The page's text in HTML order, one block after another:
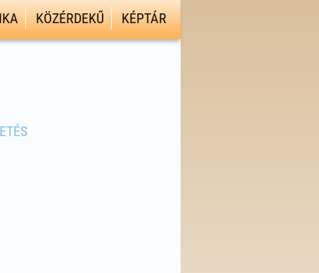
KÖZÉRDEKŰ KÉPTÁR